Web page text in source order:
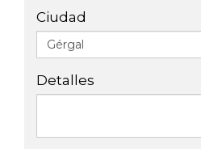
Ciudad
Detalles